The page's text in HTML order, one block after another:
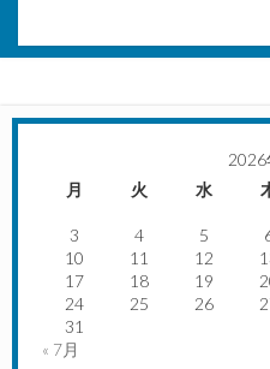
2026
月
火 水
3
4 5
10
11 12
17
18 19
24
25 26
31
« 7月